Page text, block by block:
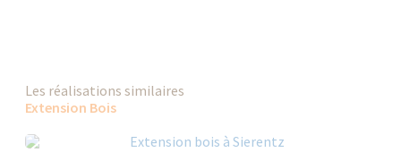
Les réalisations similaires
Extension Bois